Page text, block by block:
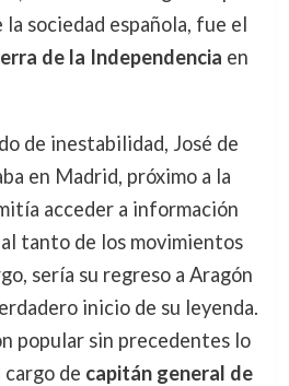
sociedad española, fue el
de la Independencia en
de inestabilidad, José de
en Madrid, próximo a la
acceder a información
tanto de los movimientos
sería su regreso a Aragón
inicio de su leyenda.
popular sin precedentes lo
de capitán general de